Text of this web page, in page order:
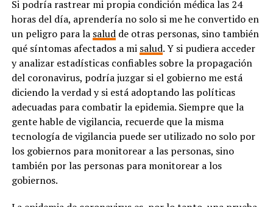
Si podría rastrear mi propia condición médica las 24
horas del día, aprendería no solo si me he convertido en
un peligro para la saludde otras personas, sino también
qué síntomas afectados a mi salud. Y si pudiera acceder
y analizar estadísticas confiables sobre la propagación
del coronavirus, podría juzgar si el gobierno me está
diciendo la verdad y si está adoptando las políticas
adecuadas para combatir la epidemia. Siempre que la
gente hable de vigilancia, recuerde que la misma
tecnología de vigilancia puede ser utilizado no solo por
los gobiernos para monitorear a las personas, sino
también por las personas para monitorear a los
gobiernos.